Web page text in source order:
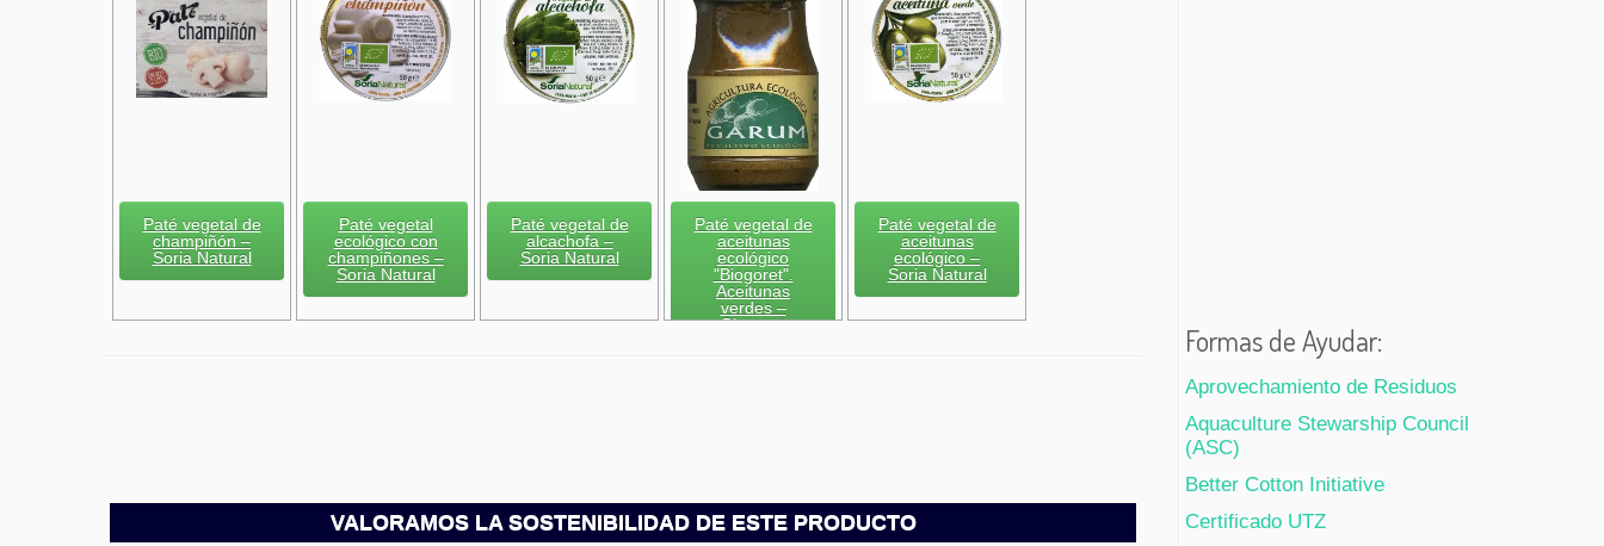
Paté vegetal de
champiñón –
Soria Natural
Paté vegetal
ecológico con
champiñones –
Soria Natural
Paté vegetal de
alcachofa –
Soria Natural
Paté vegetal de
aceitunas
ecológico
"Biogoret".
Aceitunas
verdes –
Biogoret
Paté vegetal de
aceitunas
ecológico –
Soria Natural
VALORAMOS LA SOSTENIBILIDAD DE ESTE PRODUCTO
Formas de Ayudar:
Aprovechamiento de Residuos
Aquaculture Stewarship Council
(ASC)
Better Cotton Initiative
Certificado UTZ